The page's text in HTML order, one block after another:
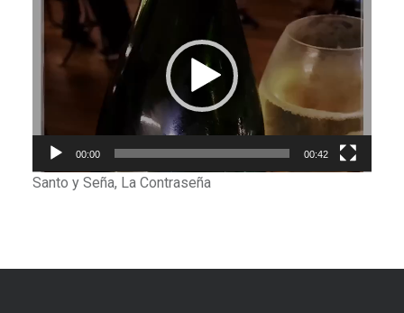
vídeo
00:00 00:42
Santo y Seña, La Contraseña